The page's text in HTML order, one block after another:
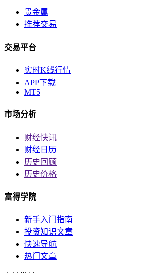
贵金属
推荐交易
交易平台
实时K线行情
APP下载
MT5
市场分析
财经快讯
财经日历
历史回顾
历史价格
富得学院
新手入门指南
投资知识文章
快速导航
热门文章